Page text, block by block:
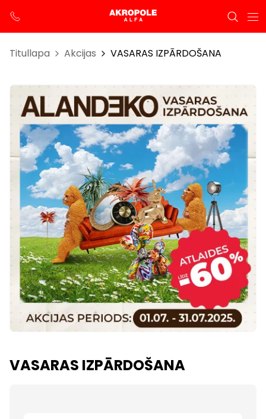
Titullapa Akcijas VASARAS IZPĀRDOŠANA
VASARAS IZPĀRDOŠANA